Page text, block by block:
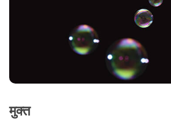
मुक्त